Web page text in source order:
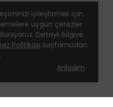
iyileştirmek için
uygun çerezler
Detaylı bilgiye
Politikası sayfamızdan
Anladım